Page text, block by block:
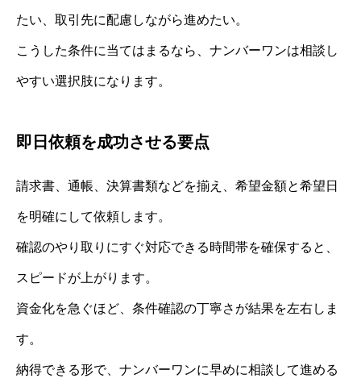
たい、取引先に配慮しながら進めたい。
こうした条件に当てはまるなら、ナンバーワンは相談し
やすい選択肢になります。
即日依頼を成功させる要点
請求書、通帳、決算書類などを揃え、希望金額と希望日
を明確にして依頼します。
確認のやり取りにすぐ対応できる時間帯を確保すると、
スピードが上がります。
資金化を急ぐほど、条件確認の丁寧さが結果を左右しま
す。
納得できる形で、ナンバーワンに早めに相談して進める